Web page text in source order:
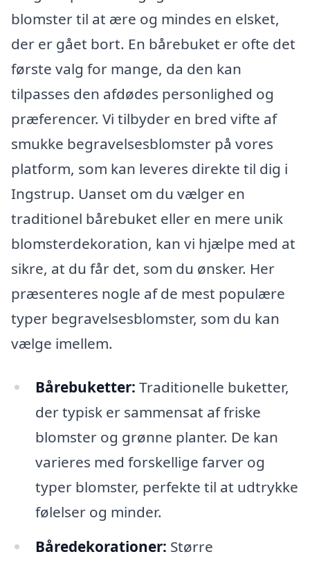
blomster til at ære og mindes en elsket,
der er gået bort. En bårebuket er ofte det
første valg for mange, da den kan
tilpasses den afdødes personlighed og
præferencer. Vi tilbyder en bred vifte af
smukke begravelsesblomster på vores
platform, som kan leveres direkte til dig i
Ingstrup. Uanset om du vælger en
traditionel bårebuket eller en mere unik
blomsterdekoration, kan vi hjælpe med at
sikre, at du får det, som du ønsker. Her
præsenteres nogle af de mest populære
typer begravelsesblomster, som du kan
vælge imellem.
Bårebuketter: Traditionelle buketter,
der typisk er sammensat af friske
blomster og grønne planter. De kan
varieres med forskellige farver og
typer blomster, perfekte til at udtrykke
følelser og minder.
Båredekorationer: Større